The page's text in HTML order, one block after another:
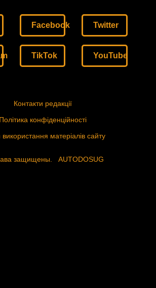
Facebook Twitter
TikTok YouTube
Контакти редакції
Політика конфіденційності
матеріалів сайту
защищены. AUTODOSUG